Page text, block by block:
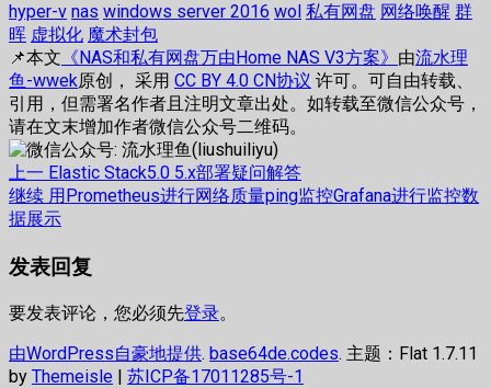
hyper-v nas windows server 2016 wol 私有网盘 网络唤醒 群
晖 虚拟化 魔术封包
📌本文 《NAS和私有网盘万由Home NAS V3方案》 由流水理
鱼-wwek原创， 采用 CC BY 4.0 CN协议 许可。可自由转载、
引用，但需署名作者且注明文章出处。如转载至微信公众号，
请在文末增加作者微信公众号二维码。
文
章
导
航
上一 上
篇
文
Elastic Stack5.0 5.x部署疑问解答
继续 下
篇
章：
用Prometheus进行网络质量ping监控Grafana进行监控数
据展示
发表回复
要发表评论，您必须先登录。
由WordPress自豪地提供. base64de.codes. 主题：Flat 1.7.11
by Themeisle | 苏ICP备17011285号-1